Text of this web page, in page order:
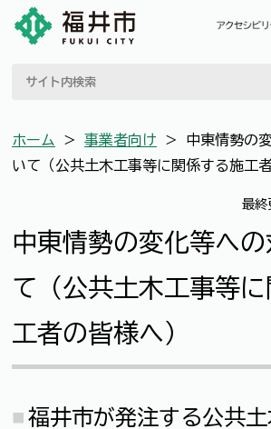
ホーム ＞ 事業者向け ＞ 中東情勢の
いて（公共土木工事等に関係する施工
最終
中東情勢の変化等へ
て（公共土木工事等
工者の皆様へ）
福井市が発注する公共